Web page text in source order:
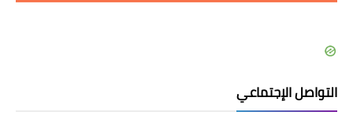
التواصل الإجتماعي